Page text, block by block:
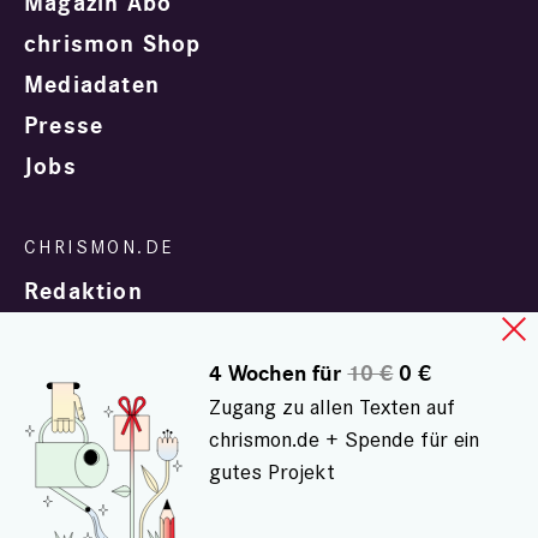
chrismon Shop
Mediadaten
Presse
Jobs
Redaktion
In Zusammenarbeit mit
4 Wochen für10 €0 €
Zugang zu allen Texten auf
chrismon.de + Spende für ein
gutes Projekt